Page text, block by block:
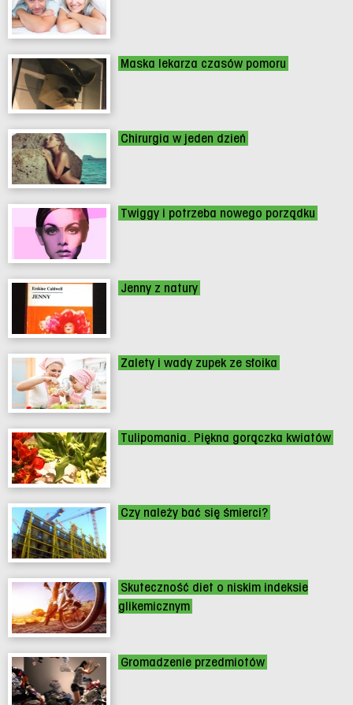
Maska lekarza czasów pomoru
Chirurgia w jeden dzień
Twiggy i potrzeba nowego porządku
Jenny z natury
Zalety i wady zupek ze słoika
Tulipomania. Piękna gorączka kwiatów
Czy należy bać się śmierci?
Skuteczność diet o niskim indeksie
glikemicznym
Gromadzenie przedmiotów